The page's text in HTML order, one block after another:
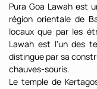
Pura Goa Lawah est
région orientale de
locaux que par les
Lawah est l'un des
distingue par sa
chauves-souris.
Le temple de